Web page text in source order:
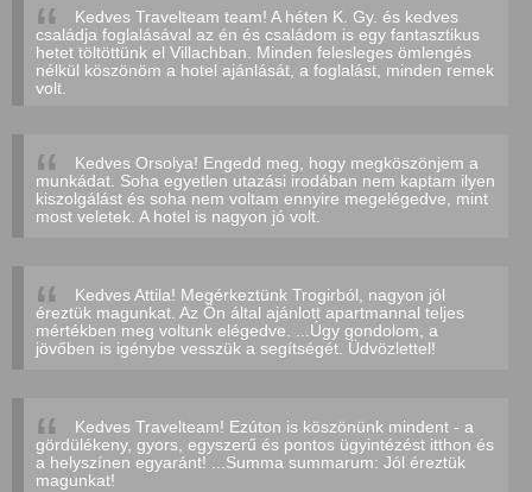
Kedves Travelteam team! A héten K. Gy. és kedves
családja foglalásával az én és családom is egy fantasztikus
hetet töltöttünk el Villachban. Minden felesleges ömlengés
nélkül köszönöm a hotel ajánlását, a foglalást, minden remek
volt.
Kedves Orsolya! Engedd meg, hogy megköszönjem a
munkádat. Soha egyetlen utazási irodában nem kaptam ilyen
kiszolgálást és soha nem voltam ennyire megelégedve, mint
most veletek. A hotel is nagyon jó volt.
Kedves Attila! Megérkeztünk Trogirból, nagyon jól
éreztük magunkat. Az Ön által ajánlott apartmannal teljes
mértékben meg voltunk elégedve. ...Úgy gondolom, a
jövőben is igénybe vesszük a segítségét. Üdvözlettel!
Kedves Travelteam! Ezúton is köszönünk mindent - a
gördülékeny, gyors, egyszerű és pontos ügyintézést itthon és
a helyszínen egyaránt! ...Summa summarum: Jól éreztük
magunkat!